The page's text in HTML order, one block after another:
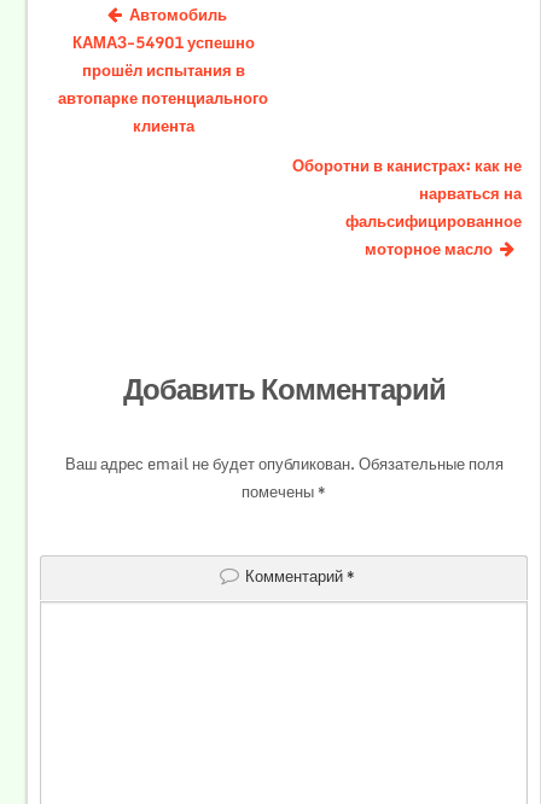
Автомобиль
КАМАЗ-54901 успешно
прошёл испытания в
автопарке потенциального
клиента
Оборотни в канистрах: как не
нарваться на
фальсифицированное
моторное масло
Добавить Комментарий
Ваш адрес email не будет опубликован.Обязательные поля
помечены*
Комментарий*